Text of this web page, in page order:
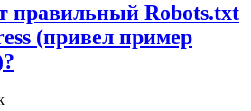
правильный Robots.txt
(привел пример